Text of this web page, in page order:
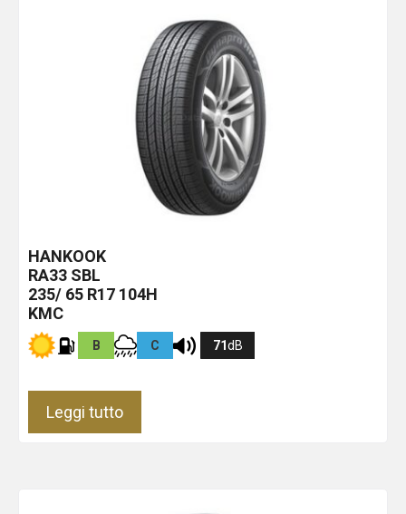
HANKOOK
RA33 SBL
235/ 65 R17 104H
KMC
B C 71dB
Leggi tutto